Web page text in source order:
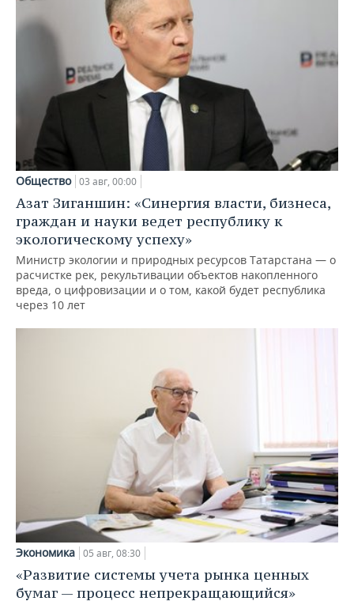
Общество 03 авг, 00:00
Азат Зиганшин: «Синергия власти, бизнеса,
граждан и науки ведет республику к
экологическому успеху»
Министр экологии и природных ресурсов Татарстана — о
расчистке рек, рекультивации объектов накопленного
вреда, о цифровизации и о том, какой будет республика
через 10 лет
Экономика 05 авг, 08:30
«Развитие системы учета рынка ценных
бумаг — процесс непрекращающийся»